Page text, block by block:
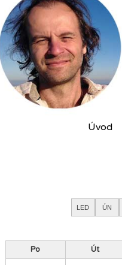
Úvod
LED ÚN
Po Út